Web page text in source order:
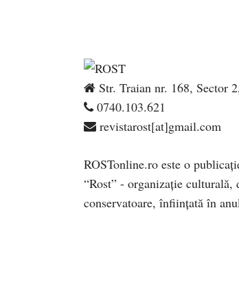
Str. Traian nr. 168, Sector
0740.103.621
revistarost[at]gmail.com
ROSTonline.ro este o
“Rost” - organizaţie culturală,
conservatoare, înfiinţată în